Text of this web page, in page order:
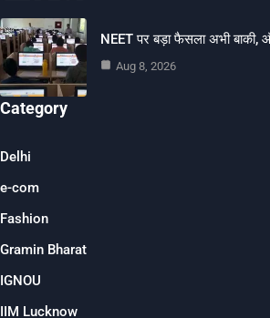
NEET पर बड़ा फैसला अभी बाकी,
Aug 8, 2026
Category
Delhi
e-com
Fashion
Gramin Bharat
IGNOU
IIM Lucknow